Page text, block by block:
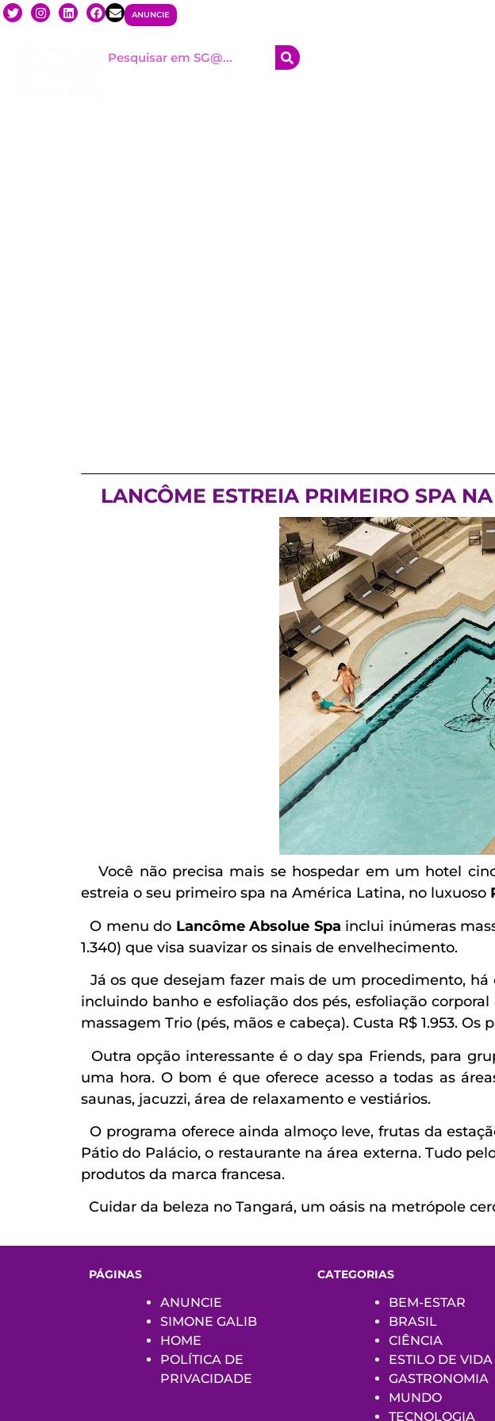
ANUNCIE
LANCÔME ESTREIA PRIMEIRO SPA
Você não precisa mais se hospedar em um hotel
estreia o seu primeiro spa na América Latina, no luxuoso
O menu do Lancôme Absolue Spa inclui inúmeras
1.340) que visa suavizar os sinais de envelhecimento.
Já os que desejam fazer mais de um procedimento,
incluindo banho e esfoliação dos pés, esfoliação
massagem Trio (pés, mãos e cabeça). Custa R$ 1.953.
Outra opção interessante é o day spa Friends, para
uma hora. O bom é que oferece acesso a todas as
saunas, jacuzzi, área de relaxamento e vestiários.
O programa oferece ainda almoço leve, frutas da
Pátio do Palácio, o restaurante na área externa. Tudo
produtos da marca francesa.
Cuidar da beleza no Tangará, um oásis na metrópole
PÁGINAS
ANUNCIE
SIMONE GALIB
HOME
POLÍTICA DE
PRIVACIDADE
CATEGORIAS
BEM-ESTAR
BRASIL
CIÊNCIA
ESTILO DE VIDA
GASTRONOMIA
MUNDO
TECNOLOGIA